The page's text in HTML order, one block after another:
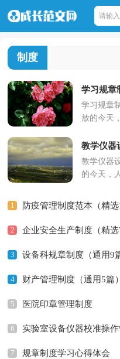
制度
学习规章
学习规章
放的今天
行动准则
教学仪器
教学仪器
的今天，
行动准则
1 防疫管理制度范本（精选
2 企业安全生产制度（精选
3 设备科规章制度（通用9
4 财产管理制度（通用5篇）
5 医院印章管理制度
6 实验室设备仪器校准操
8篇）
7 规章制度学习心得体会